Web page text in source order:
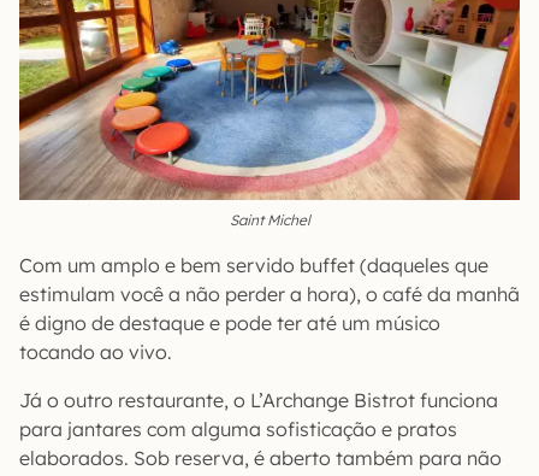
Saint Michel
Com um amplo e bem servido buffet (daqueles que
estimulam você a não perder a hora), o café da manhã
é digno de destaque e pode ter até um músico
tocando ao vivo.
Já o outro restaurante, o L’Archange Bistrot funciona
para jantares com alguma sofisticação e pratos
elaborados. Sob reserva, é aberto também para não